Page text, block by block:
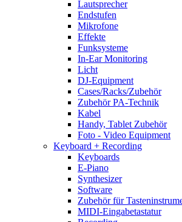
Lautsprecher
Endstufen
Mikrofone
Effekte
Funksysteme
In-Ear Monitoring
Licht
DJ-Equipment
Cases/Racks/Zubehör
Zubehör PA-Technik
Kabel
Handy, Tablet Zubehör
Foto - Video Equipment
Keyboard + Recording
Keyboards
E-Piano
Synthesizer
Software
Zubehör für
MIDI-Eingabetastatur